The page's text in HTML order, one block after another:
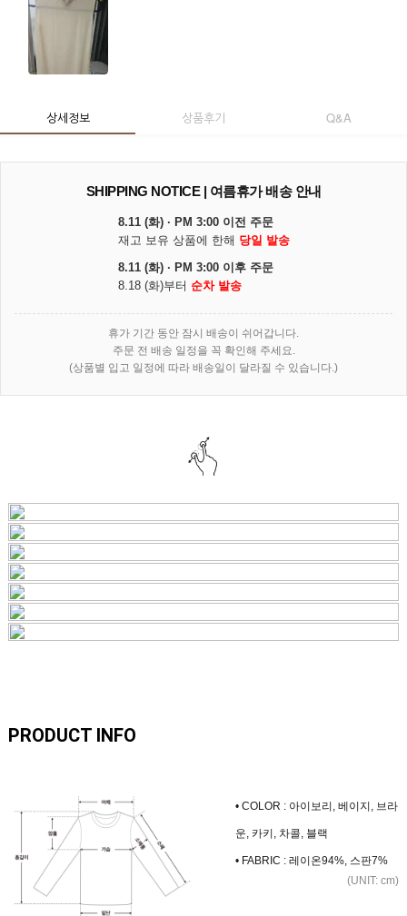
상세정보 상품후기 Q&A
SHIPPING NOTICE | 여름휴가 배송 안내
8.11 (화) · PM 3:00 이전 주문
재고 보유 상품에 한해 당일 발송
8.11 (화) · PM 3:00 이후 주문
8.18 (화)부터 순차 발송
휴가 기간 동안 잠시 배송이 쉬어갑니다.
주문 전 배송 일정을 꼭 확인해 주세요.
(상품별 입고 일정에 따라 배송일이 달라질 수 있습니다.)